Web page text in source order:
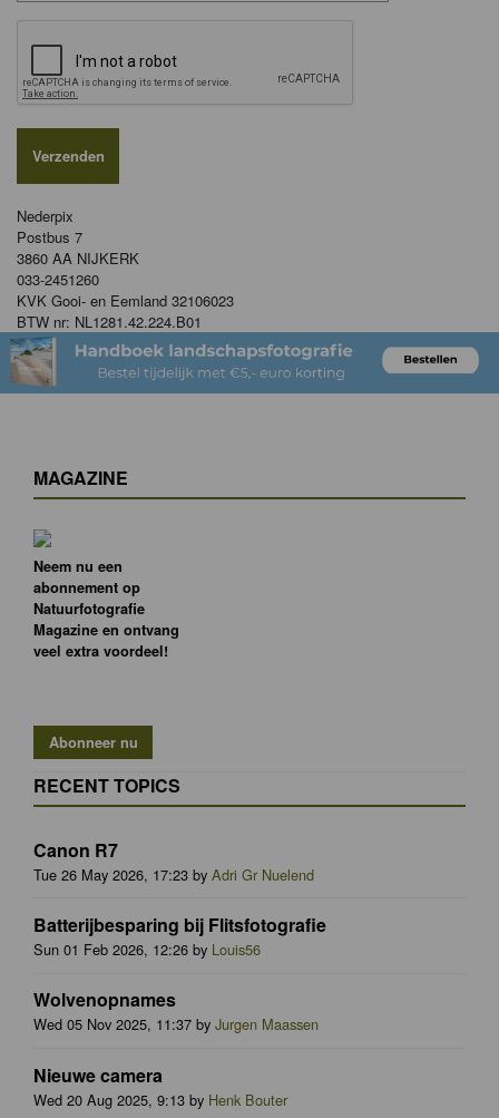
Nederpix
Postbus 7
3860 AA NIJKERK
033-2451260
KVK Gooi- en Eemland 32106023
BTW nr: NL1281.42.224.B01
MAGAZINE
Neem nu een
abonnement op
Natuurfotografie
Magazine en ontvang
veel extra voordeel!
RECENT TOPICS
Canon R7
Tue 26 May 2026, 17:23 by Adri Gr Nuelend
Batterijbesparing bij Flitsfotografie
Sun 01 Feb 2026, 12:26 by Louis56
Wolvenopnames
Wed 05 Nov 2025, 11:37 by Jurgen Maassen
Nieuwe camera
Wed 20 Aug 2025, 9:13 by Henk Bouter